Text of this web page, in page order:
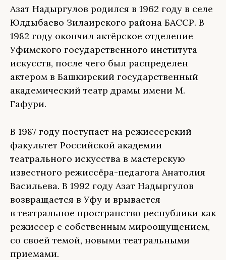
Азат Надыргулов родился в 1962 году в селе
Юлдыбаево Зилаирского района БАССР. В
1982 году окончил актёрское отделение
Уфимского государственного института
искусств, после чего был распределен
актером в Башкирский государственный
академический театр драмы имени М.
Гафури.
В 1987 году поступает на режиссерский
факультет Российской академии
театрального искусства в мастерскую
известного режиссёра-педагога Анатолия
Васильева. В 1992 году Азат Надыргулов
возвращается в Уфу и врывается
в театральное пространство республики как
режиссер с собственным мироощущением,
со своей темой, новыми театральными
приемами.